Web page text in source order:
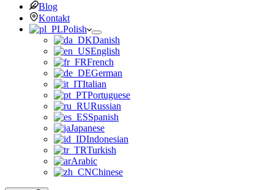
Blog
Kontakt
Polish
Danish
English
French
German
Italian
Portuguese
Russian
Spanish
Japanese
Indonesian
Turkish
Arabic
Chinese